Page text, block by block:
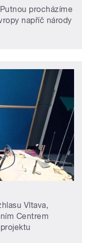
procházíme
napříč národy
Vltava,
Centrem